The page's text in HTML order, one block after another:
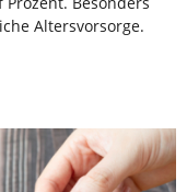
Altersvorsorge.